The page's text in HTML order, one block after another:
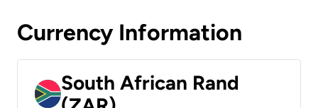
Currency Information
South African Rand